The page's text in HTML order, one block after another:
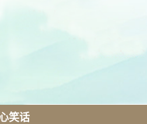
笑话